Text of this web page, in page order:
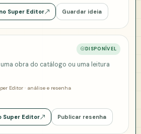
Super Editor Guardar ideia
DISPONÍVEL
obra do catálogo ou uma leitura
Editor · análise e resenha
Super Editor Publicar resenha